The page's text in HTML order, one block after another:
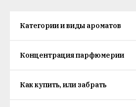
Категории и виды ароматов
Концентрация парфюмерии
Как купить, или забрать